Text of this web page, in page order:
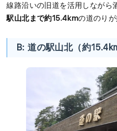
線路沿いの旧道を活用しながら
駅山北まで約15.4kmの道のりが
B: 道の駅山北（約